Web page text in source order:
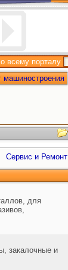
всему порталу
машиностроения
Сервис и Ремонт
для
закалочные и